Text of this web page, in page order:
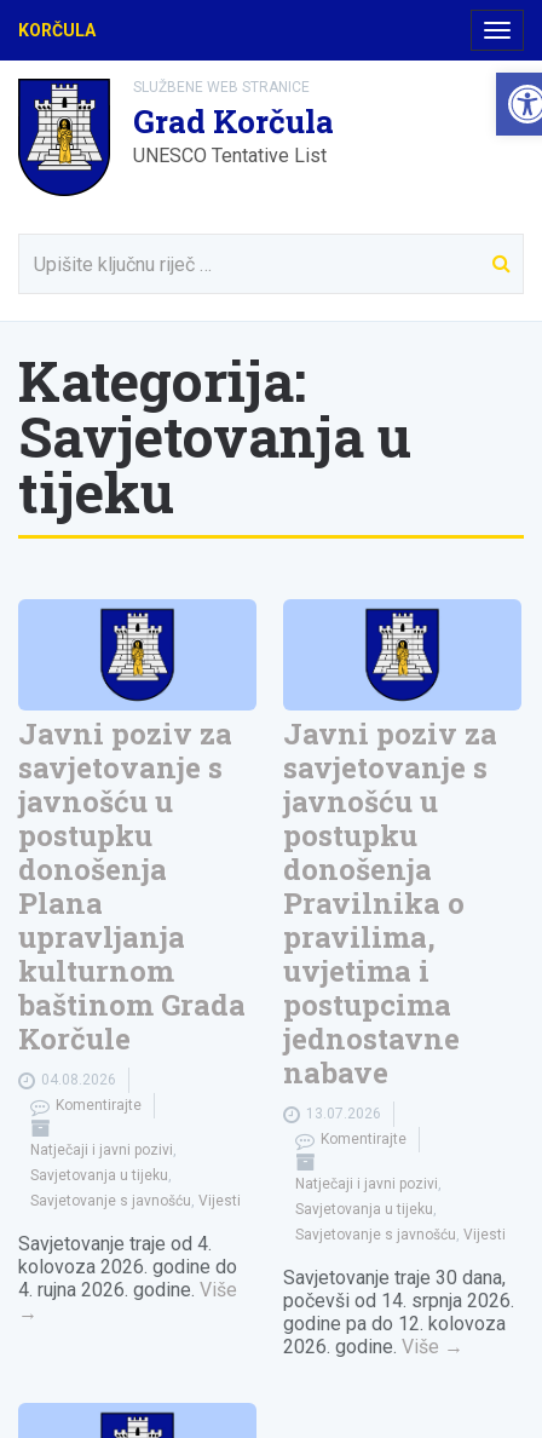
KORČULA
SLUŽBENE WEB STRANICE
Grad Korčula
UNESCO Tentative List
Kategorija:
Savjetovanja u
tijeku
Javni poziv za
savjetovanje s
javnošću u
postupku
donošenja
Plana
upravljanja
kulturnom
baštinom Grada
Korčule
04.08.2026
Komentirajte
Natječaji i javni pozivi,
Savjetovanja u tijeku,
Savjetovanje s javnošću, Vijesti
Savjetovanje traje od 4.
kolovoza 2026. godine do
4. rujna 2026. godine. Više
→
Javni poziv za
savjetovanje s
javnošću u
postupku
donošenja
Pravilnika o
pravilima,
uvjetima i
postupcima
jednostavne
nabave
13.07.2026
Komentirajte
Natječaji i javni pozivi,
Savjetovanja u tijeku,
Savjetovanje s javnošću,Vijesti
Savjetovanje traje 30 dana,
počevši od 14. srpnja 2026.
godine pa do 12. kolovoza
2026. godine.Više →